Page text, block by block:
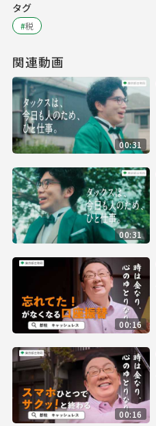
タグ
#税
関連動画
00:31
00:31
00:16
00:16